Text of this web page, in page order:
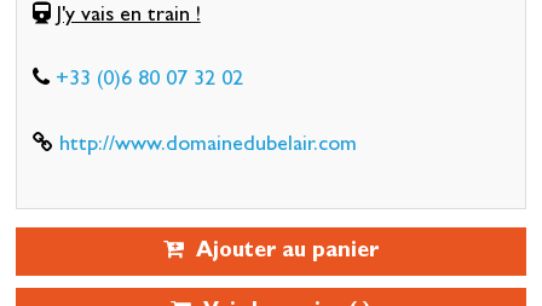
J'y vais en train !
+33 (0)6 80 07 32 02
http://www.domainedubelair.com
Ajouter au panier